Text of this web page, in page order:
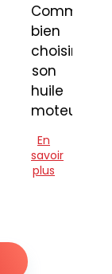
Comment
bien
choisir
son
huile
moteur
En
savoir
plus